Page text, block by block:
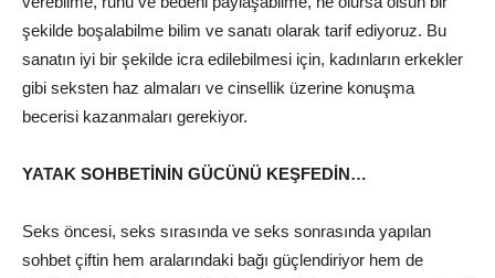
şekilde boşalabilme bilim ve sanatı olarak tarif ediyoruz. Bu
sanatın iyi bir şekilde icra edilebilmesi için, kadınların erkekler
gibi seksten haz almaları ve cinsellik üzerine konuşma
becerisi kazanmaları gerekiyor.
YATAK SOHBETİNİN GÜCÜNÜ KEŞFEDİN…
Seks öncesi, seks sırasında ve seks sonrasında yapılan
sohbet çiftin hem aralarındaki bağı güçlendiriyor hem de